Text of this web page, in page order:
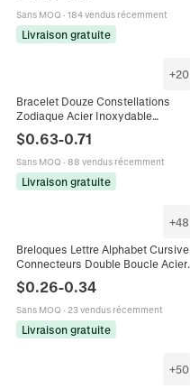
Sans MOQ · 184 vendus récemment
Livraison gratuite
+20
Bracelet Douze Constellations
Zodiaque Acier Inoxydable
Pendentif Nom Lettre Chaîne
Réglable Bijoux
$0.63-0.71
Sans MOQ · 88 vendus récemment
Livraison gratuite
+48
Breloques Lettre Alphabet Cursive
Connecteurs Double Boucle Acier
Bijoux Collier Bracelet
$0.26-0.34
Sans MOQ · 23 vendus récemment
Livraison gratuite
+50